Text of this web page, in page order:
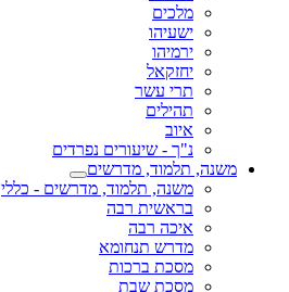
מלכים
ישעיהו
ירמיהו
יחזקאל
תרי עשר
תהילים
איוב
נ"ך - שיעורים נפרדים
משנה, תלמוד, מדרשים
משנה, תלמוד, מדרשים - כללי
בראשית רבה
איכה רבה
מדרש תנחומא
מסכת ברכות
מסכת שבת